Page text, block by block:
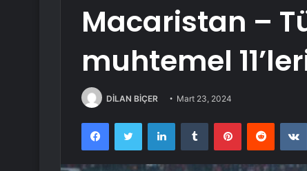
Macaristan –
muhtemel
DİLAN BİÇER Mart 23, 2024
FacebookTwitter LinkedInTumblr PinterestReddit